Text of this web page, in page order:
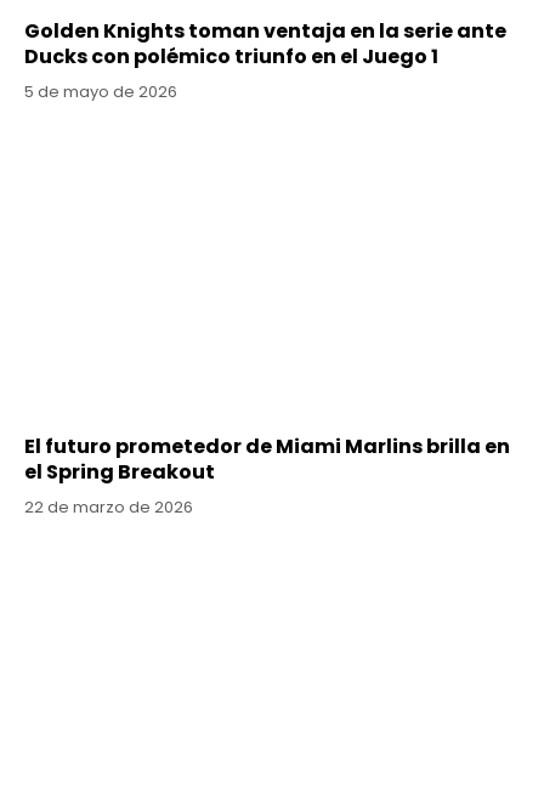
Golden Knights toman ventaja en la serie ante
Ducks con polémico triunfo en el Juego 1
5 de mayo de 2026
El futuro prometedor de Miami Marlins brilla en
el Spring Breakout
22 de marzo de 2026